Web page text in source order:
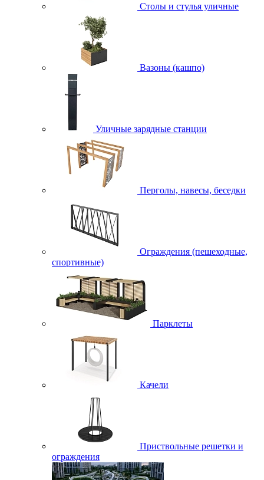
Столы и стулья уличные
Вазоны (кашпо)
Уличные зарядные станции
Перголы, навесы, беседки
Ограждения (пешеходные,
спортивные)
Парклеты
Качели
Приствольные решетки и
ограждения